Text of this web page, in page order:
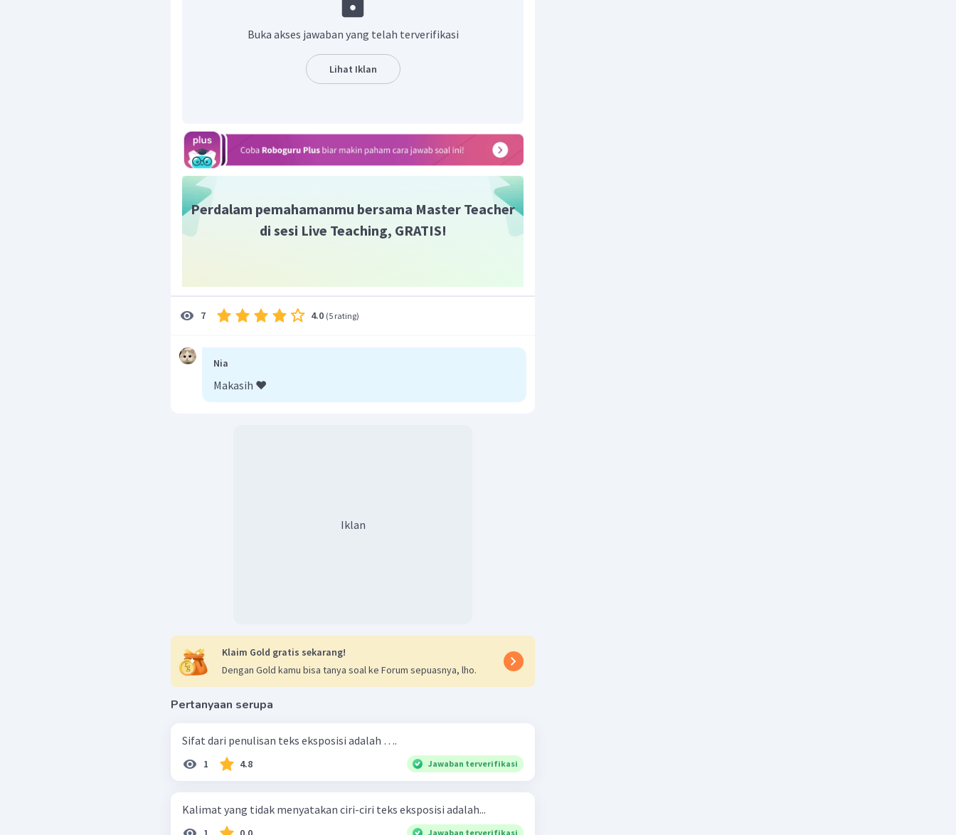
Pembahasan masalahnya bersifat objektif.
Tidak memihak, berarti tidak memaksakan sikap penulis
kepada pembacanya.
Menjawab pertanyaan tentang apa, mengapa, kapan,
bahasa yang formal.
Maka dari itu, pilihan yang bukan ciri-ciri dari teks eksposisi
adalah mengajak dan memengaruhi pembaca.
Dengan demikian, jawaban yang tepat adalah pilihan A.
Buka akses jawaban yang telah terverifikasi
Lihat Iklan
Perdalam pemahamanmu bersama Master Teacher
di sesi Live Teaching, GRATIS!
7 4.0 (5 rating)
Nia
Makasih ❤️
Iklan
Klaim Gold gratis sekarang!
Dengan Gold kamu bisa tanya soal ke Forum sepuasnya, lho.
Pertanyaan serupa
Sifat dari penulisan teks eksposisi adalah ….
1 4.8 Jawaban terverifikasi
Kalimat yang tidak menyatakan ciri-ciri teks eksposisi adalah...
Jawaban terverifikasi